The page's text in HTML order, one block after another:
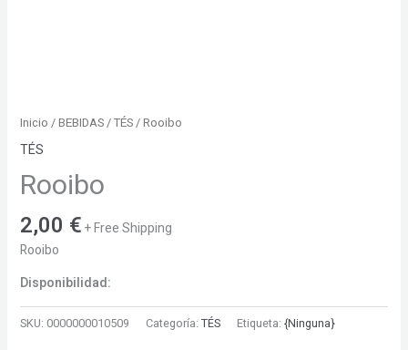
Inicio /BEBIDAS/TÉS/ Rooibo
TÉS
Rooibo
2,00 €+ Free Shipping
Rooibo
Disponibilidad:
SKU: 0000000010509 Categoría: TÉS Etiqueta: {Ninguna}